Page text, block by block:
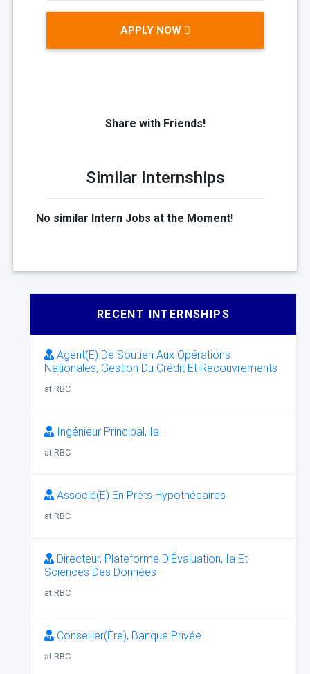
APPLY NOW
Share with Friends!
Similar Internships
No similar Intern Jobs at the Moment!
RECENT INTERNSHIPS
Agent(E) De Soutien Aux Opérations
Nationales, Gestion Du Crédit Et Recouvrements
at RBC
Ingénieur Principal, Ia
at RBC
Associé(E) En Prêts Hypothécaires
at RBC
Directeur, Plateforme D’Évaluation, Ia Et
Sciences Des Données
at RBC
Conseiller(Ère), Banque Privée
at RBC